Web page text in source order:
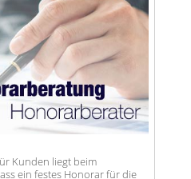
Kunden liegt beim
ein festes Honorar für die